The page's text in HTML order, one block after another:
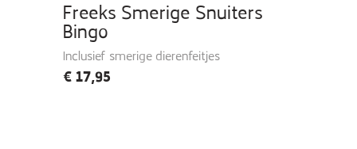
Freeks Smerige Snuiters
Bingo
Inclusief smerige dierenfeitjes
€ 17,95